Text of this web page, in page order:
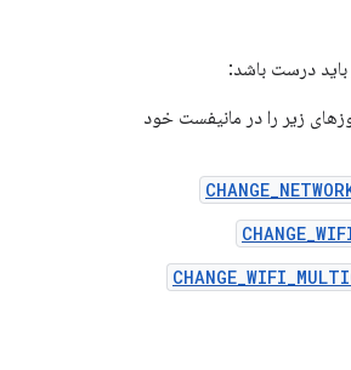
درست باشد:
زیر را در مانیفست خود